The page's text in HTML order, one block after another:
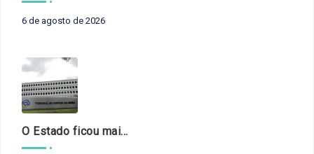
6 de agosto de 2026
O Estado ficou mais complexo. O controle precisa acompanhar